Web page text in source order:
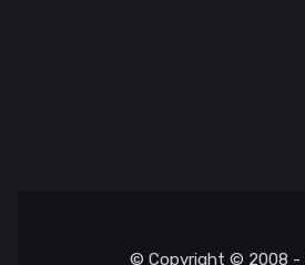
© Copyright © 2008 -